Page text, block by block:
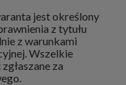
jest określony
z tytułu
z warunkami
Wszelkie
za